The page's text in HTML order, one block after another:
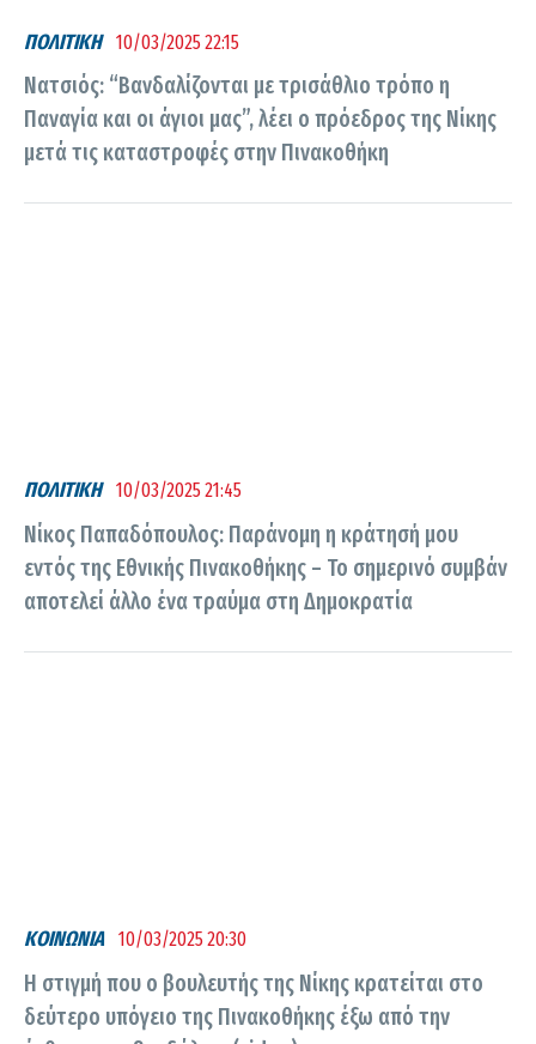
ΠΟΛΙΤΙΚΗ 10/03/2025 22:15
Νατσιός: “Βανδαλίζονται με τρισάθλιο τρόπο η
Παναγία και οι άγιοι μας”, λέει ο πρόεδρος της Νίκης
μετά τις καταστροφές στην Πινακοθήκη
ΠΟΛΙΤΙΚΗ 10/03/2025 21:45
Νίκος Παπαδόπουλος: Παράνομη η κράτησή μου
εντός της Εθνικής Πινακοθήκης – Το σημερινό συμβάν
αποτελεί άλλο ένα τραύμα στη Δημοκρατία
ΚΟΙΝΩΝΙΑ 10/03/2025 20:30
Η στιγμή που ο βουλευτής της Νίκης κρατείται στο
δεύτερο υπόγειο της Πινακοθήκης έξω από την